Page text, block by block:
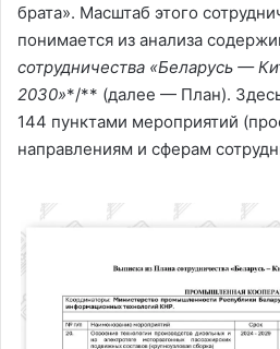
брата». Масштаб этого
понимается из анализа
сотрудничества «Беларусь —
2030»*/** (далее — План).
144 пунктами мероприятий
направлениям и сферам